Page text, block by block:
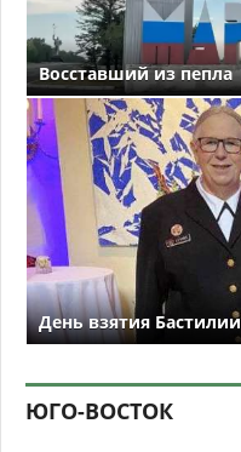
Восставший из пепла
День взятия Бастилии
ЮГО-ВОСТОК